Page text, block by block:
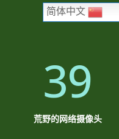
39
荒野的网络摄像头